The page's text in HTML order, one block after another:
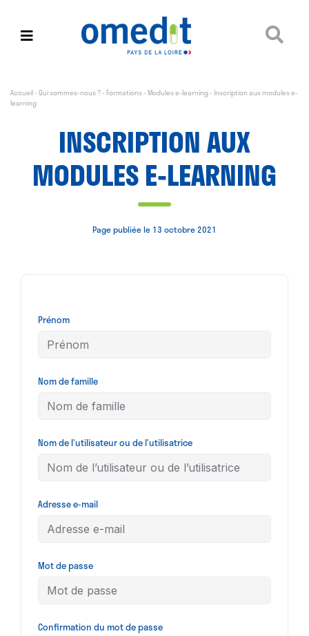
Accueil-Qui sommes-nous ?- Formations- Modules e-learning- Inscription aux modules e-
learning
INSCRIPTION AUX
MODULES E-LEARNING
Page publiée le 13 octobre 2021
Prénom
Nom de famille
Nom de l’utilisateur ou de l’utilisatrice
Adresse e-mail
Mot de passe
Confirmation du mot de passe